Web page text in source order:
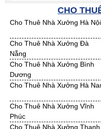
Bán Đất KCN Ninh Thuận
Bán Đất KCN Quảng Bình
Bán Đất KCN Quảng Ngãi
Bán Đất KCN Cần Thơ
Bán Đất KCN Bạc Liêu
Bán Đất KCN Bình Phước
Bán Đất KCN Đồng Tháp
Bán Đất KCN Kiên Giang
Bán Đất KCN Sóc Trăng
Bán Đất KCN Tiền Giang
Bán Đất KCN Vĩnh Long
CHO
Cho Thuê Nhà Xưởng Hà Nội
Cho Thuê Nhà Xưởng Đà
Nẵng
Cho Thuê Nhà Xưởng Bình
Dương
Cho Thuê Nhà Xưởng Hà
Cho Thuê Nhà Xưởng Vĩnh
Phúc
Cho Thuê Nhà Xưởng Thanh